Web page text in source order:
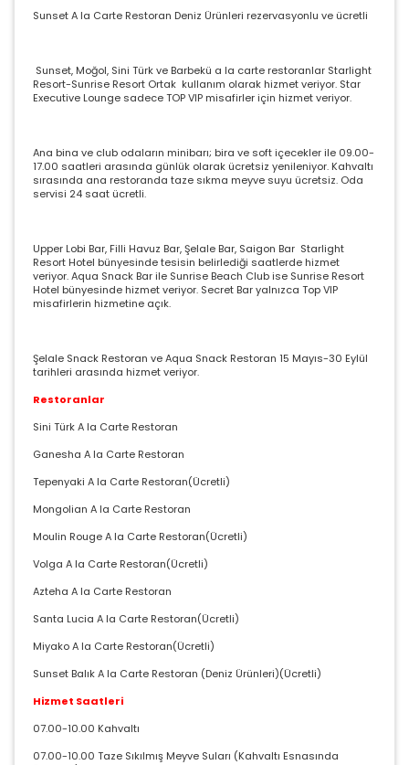
Sunset A la Carte Restoran Deniz Ürünleri rezervasyonlu ve ücretli
Sunset, Moğol, Sini Türk ve Barbekü a la carte restoranlar Starlight
Resort-Sunrise Resort Ortak kullanım olarak hizmet veriyor. Star
Executive Lounge sadece TOP VIP misafirler için hizmet veriyor.
Ana bina ve club odaların minibarı; bira ve soft içecekler ile 09.00-
17.00 saatleri arasında günlük olarak ücretsiz yenileniyor. Kahvaltı
sırasında ana restoranda taze sıkma meyve suyu ücretsiz. Oda
servisi 24 saat ücretli.
Upper Lobi Bar, Filli Havuz Bar, Şelale Bar, Saigon Bar Starlight
Resort Hotel bünyesinde tesisin belirlediği saatlerde hizmet
veriyor. Aqua Snack Bar ile Sunrise Beach Club ise Sunrise Resort
Hotel bünyesinde hizmet veriyor. Secret Bar yalnızca Top VIP
misafirlerin hizmetine açık.
Şelale Snack Restoran ve Aqua Snack Restoran 15 Mayıs-30 Eylül
tarihleri arasında hizmet veriyor.
Restoranlar
Sini Türk A la Carte Restoran
Ganesha A la Carte Restoran
Tepenyaki A la Carte Restoran(Ücretli)
Mongolian A la Carte Restoran
Moulin Rouge A la Carte Restoran(Ücretli)
Volga A la Carte Restoran(Ücretli)
Azteha A la Carte Restoran
Santa Lucia A la Carte Restoran(Ücretli)
Miyako A la Carte Restoran(Ücretli)
Sunset Balık A la Carte Restoran (Deniz Ürünleri)(Ücretli)
Hizmet Saatleri
07.00-10.00 Kahvaltı
07.00-10.00 Taze Sıkılmış Meyve Suları (Kahvaltı Esnasında